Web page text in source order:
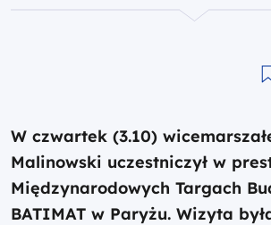
W czwartek (3.10)
Malinowski uczestniczył w
Międzynarodowych Targach
BATIMAT w Paryżu. Wizyta